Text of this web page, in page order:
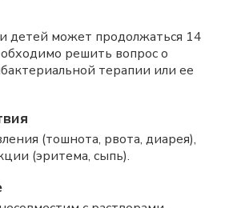
детей может продолжаться 14
решить вопрос о
терапии или ее
(тошнота, рвота, диарея),
(эритема, сыпь).